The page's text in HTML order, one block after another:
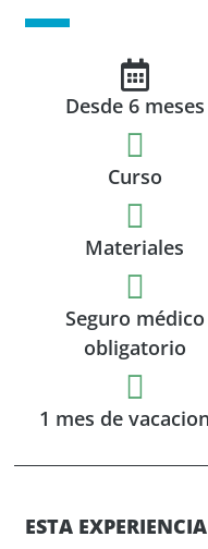
Desde 6 meses
Curso
Materiales
Seguro médico
obligatorio
1 mes de
ESTA